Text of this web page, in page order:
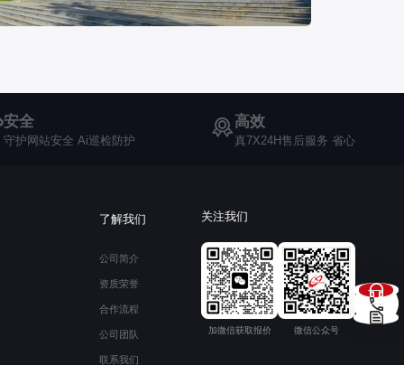
安全
守护网站安全 Ai巡检防护
高效
真7X24H售后服务 省心
了解我们
公司简介
资质荣誉
合作流程
公司团队
联系我们
关注我们
加微信获取报价 微信公众号